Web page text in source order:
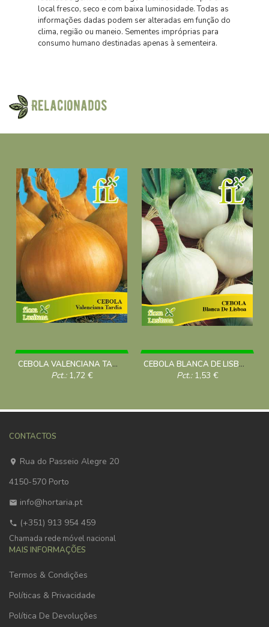
local fresco, seco e com baixa luminosidade. Todas as
informações dadas podem ser alteradas em função do
clima, região ou maneio. Sementes impróprias para
consumo humano destinadas apenas à sementeira.
Relacionados
CEBOLA VALENCIANA TARDIA DE EXPORTACION 10g
Pct.: 1,72 €
CEBOLA BLANCA DE LISBOA 10g
Pct.: 1,53 €
CONTACTOS
Rua do Passeio Alegre 20
4150-570 Porto
info@hortaria.pt
(+351) 913 954 459
Chamada rede móvel nacional
MAIS INFORMAÇÕES
Termos & Condições
Políticas & Privacidade
Política De Devoluções